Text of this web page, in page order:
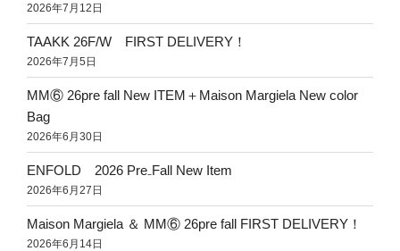
2026年7月12日
TAAKK 26F/W FIRST DELIVERY！
2026年7月5日
MM⑥ 26pre fall New ITEM＋Maison Margiela New color
Bag
2026年6月30日
ENFOLD 2026 Pre₋Fall New Item
2026年6月27日
Maison Margiela ＆ MM⑥ 26pre fall FIRST DELIVERY！
2026年6月14日